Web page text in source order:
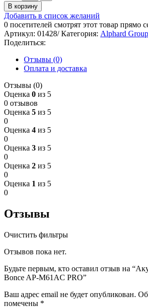
В корзину
Добавить в список желаний
0 посетителей смотрят этот товар прямо
Артикул: 01428/Категория: Alphard Group
Поделиться:
Отзывы (0)
Оплата и доставка
Отзывы (0)
Оценка 0 из 5
0 отзывов
Оценка 5 из 5
0
Оценка 4 из 5
0
Оценка 3 из 5
0
Оценка 2 из 5
0
Оценка 1 из 5
0
Отзывы
Очистить фильтры
Отзывов пока нет.
Будьте первым, кто оставил отзыв на
Bonce AP-M61AC PRO”
Ваш адрес email не будет опубликован.
помечены *